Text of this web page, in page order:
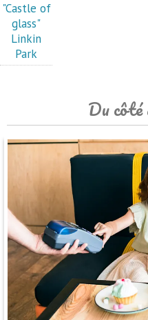
"Castle of
glass"
Linkin
Park
Du